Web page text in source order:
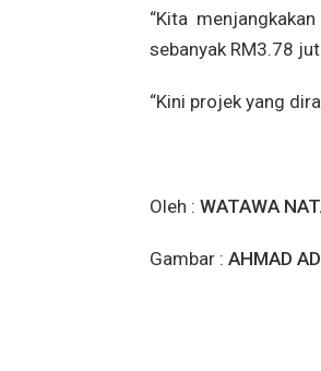
“Kita
sebanyak RM3.78
“Kini projek yang
Oleh : WATAWA
Gambar : AHMAD